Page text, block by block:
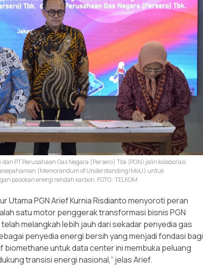
PT Perusahaan Gas Negara (Persero) Tbk (PGN) jalin kolaborasi
(Memorandum of Understanding/MoU) untuk
pasokan energi rendah karbon. FOTO : TELKOM
Utama PGN Arief Kurnia Risdianto menyoroti peran
satu motor penggerak transformasi bisnis PGN
melangkah lebih jauh dari sekadar penyedia gas
penyedia energi bersih yang menjadi fondasi bagi
biomethane untuk data center ini membuka peluang
transisi energi nasional,” jelas Arief.